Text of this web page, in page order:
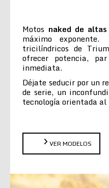
Motos naked de
máximo
tricilíndricos de
ofrecer potencia,
inmediata.
Déjate seducir por un
de serie, un
tecnología orientada
VER MODELOS